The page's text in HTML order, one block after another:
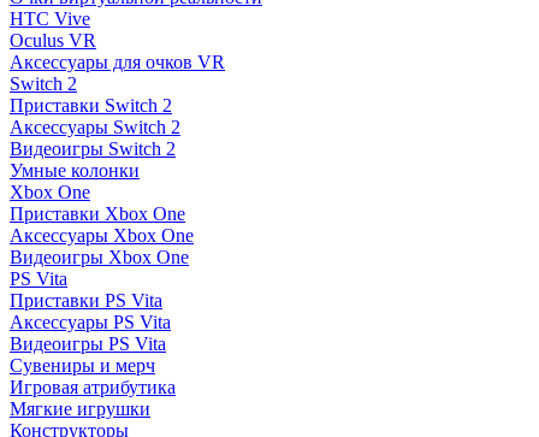
HTC Vive
Oculus VR
Аксессуары для очков VR
Switch 2
Приставки Switch 2
Аксессуары Switch 2
Видеоигры Switch 2
Умные колонки
Xbox One
Приставки Xbox One
Аксессуары Xbox One
Видеоигры Xbox One
PS Vita
Приставки PS Vita
Аксессуары PS Vita
Видеоигры PS Vita
Сувениры и мерч
Игровая атрибутика
Мягкие игрушки
Конструкторы